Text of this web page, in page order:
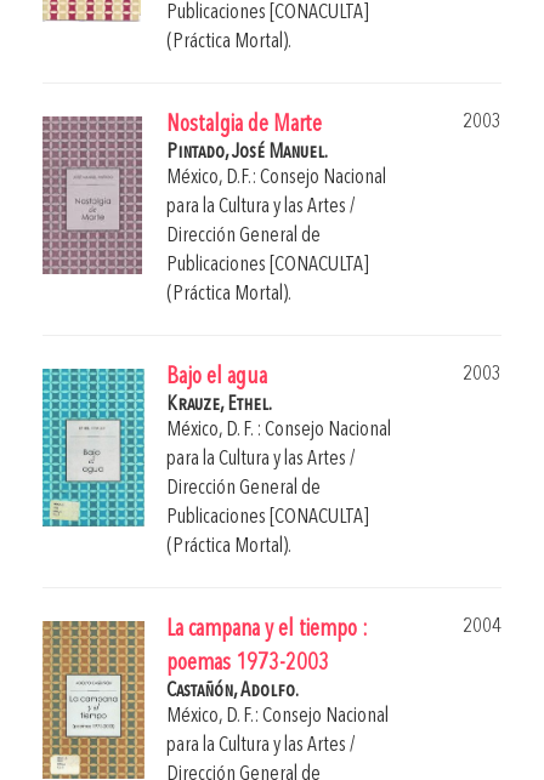
Publicaciones [CONACULTA]
(Práctica Mortal).
Nostalgia de Marte
2003
Pintado, José Manuel.
México, D.F.: Consejo Nacional
para la Cultura y las Artes /
Dirección General de
Publicaciones [CONACULTA]
(Práctica Mortal).
Bajo el agua
2003
Krauze, Ethel.
México, D. F. : Consejo Nacional
para la Cultura y las Artes /
Dirección General de
Publicaciones [CONACULTA]
(Práctica Mortal).
La campana y el tiempo :
poemas 1973-2003
2004
Castañón, Adolfo.
México, D. F.: Consejo Nacional
para la Cultura y las Artes /
Dirección General de